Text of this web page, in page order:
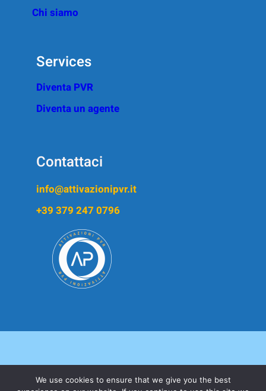
Chi siamo
Services
Diventa PVR
Diventa un agente
Contattaci
info@attivazionipvr.it
+39 379 247 0796
We use cookies to ensure that we give you the best